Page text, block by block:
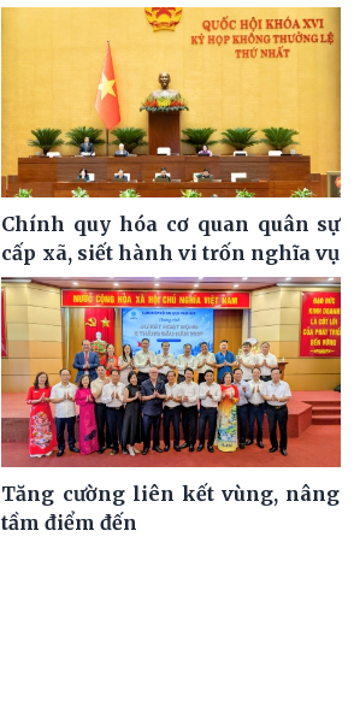
Chính quy hóa cơ quan quân sự
cấp xã, siết hành vi trốn nghĩa vụ
Tăng cường liên kết vùng, nâng
tầm điểm đến